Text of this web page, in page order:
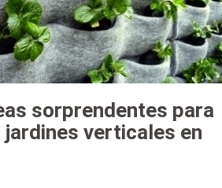
sorprendentes para
jardines verticales en